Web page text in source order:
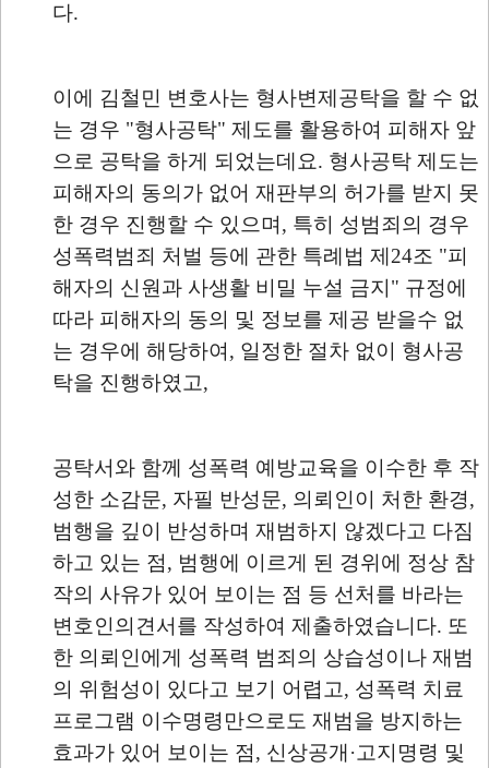
다.
이에 김철민 변호사는 형사변제공탁을 할 수 없
는 경우 "형사공탁" 제도를 활용하여 피해자 앞
으로 공탁을 하게 되었는데요. 형사공탁 제도는
피해자의 동의가 없어 재판부의 허가를 받지 못
한 경우 진행할 수 있으며, 특히 성범죄의 경우
성폭력범죄 처벌 등에 관한 특례법 제24조 "피
해자의 신원과 사생활 비밀 누설 금지" 규정에
따라 피해자의 동의 및 정보를 제공 받을수 없
는 경우에 해당하여, 일정한 절차 없이 형사공
탁을 진행하였고,
공탁서와 함께 성폭력 예방교육을 이수한 후 작
성한 소감문, 자필 반성문, 의뢰인이 처한 환경,
범행을 깊이 반성하며 재범하지 않겠다고 다짐
하고 있는 점, 범행에 이르게 된 경위에 정상 참
작의 사유가 있어 보이는 점 등 선처를 바라는
변호인의견서를 작성하여 제출하였습니다. 또
한 의뢰인에게 성폭력 범죄의 상습성이나 재범
의 위험성이 있다고 보기 어렵고, 성폭력 치료
프로그램 이수명령만으로도 재범을 방지하는
효과가 있어 보이는 점, 신상공개·고지명령 및